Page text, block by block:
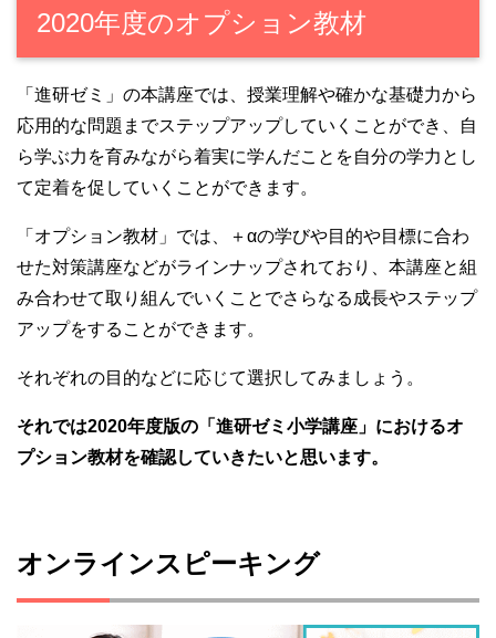
2020年度のオプション教材
「進研ゼミ」の本講座では、授業理解や確かな基礎力から
応用的な問題までステップアップしていくことができ、自
ら学ぶ力を育みながら着実に学んだことを自分の学力とし
て定着を促していくことができます。
「オプション教材」では、＋αの学びや目的や目標に合わ
せた対策講座などがラインナップされており、本講座と組
み合わせて取り組んでいくことでさらなる成長やステップ
アップをすることができます。
それぞれの目的などに応じて選択してみましょう。
それでは2020年度版の「進研ゼミ小学講座」におけるオ
プション教材を確認していきたいと思います。
オンラインスピーキング